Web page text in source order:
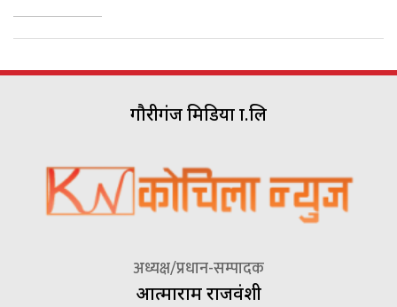
गौरीगंज मिडिया प्रा.लि
अध्यक्ष/प्रधान-सम्पादक
आत्माराम राजवंशी